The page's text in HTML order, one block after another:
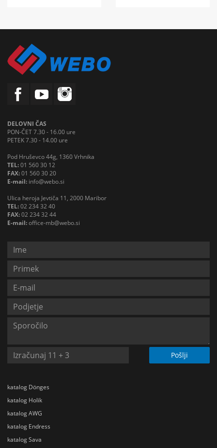
DELOVNI ČAS
PON-ČET 7.30 - 16.00 ure
PETEK 7.30 - 14.00 ure
Pod Hruševco 44g, 1360 Vrhnika
TEL:01 560 30 12
FAX:01 560 30 20
E-mail: info@webo.si
Ulica heroja Jevtiča 11, 2000 Maribor
TEL:02 234 32 40
FAX:02 234 32 44
E-mail:office-mb@webo.si
Pošlji
katalog Dönges
katalog Holik
katalog AWG
katalog Endress
katalog Sava